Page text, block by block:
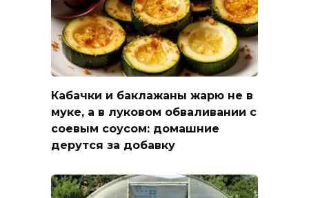
Кабачки и баклажаны жарю не в
муке, а в луковом обваливании с
соевым соусом: домашние
дерутся за добавку